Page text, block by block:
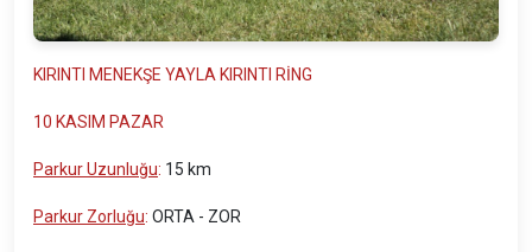
KIRINTI MENEKŞE YAYLA KIRINTI RİNG
10 KASIM PAZAR
Parkur Uzunluğu: 15 km
Parkur Zorluğu: ORTA - ZOR